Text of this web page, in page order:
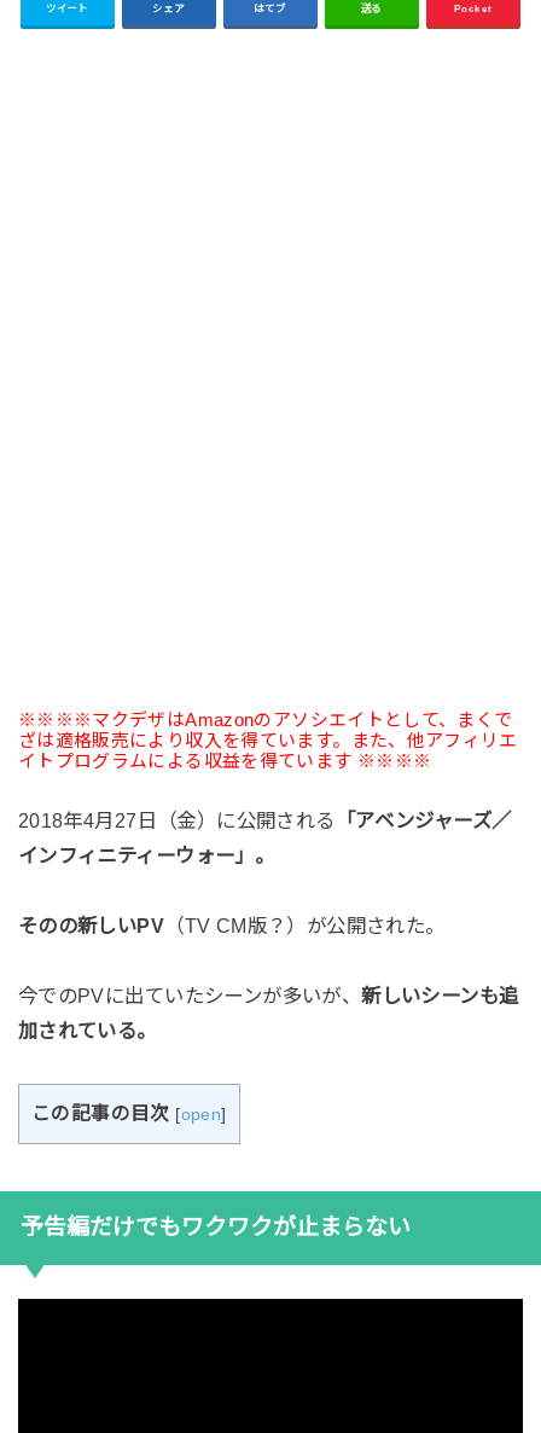
ツイート シェア はてブ 送る Pocket
※※※※マクデザはAmazonのアソシエイトとして、まくで
ざは適格販売により収入を得ています。また、他アフィリエ
イトプログラムによる収益を得ています ※※※※
2018年4月27日（金）に公開される
「アベンジャーズ／
インフィニティーウォー」。
そのの新しいPV （TV CM版？）が公開された。
今でのPVに出ていたシーンが多いが、新しいシーンも追
加されている。
この記事の目次 [open]
予告編だけでもワクワクが止まらない